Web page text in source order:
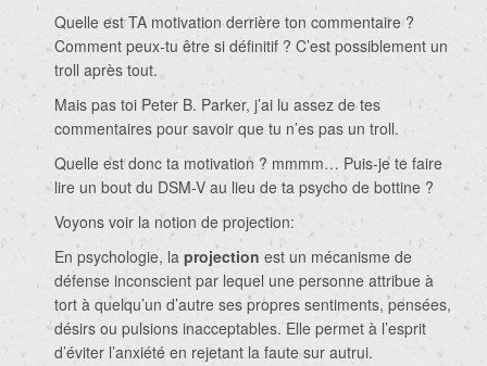
Quelle est TA motivation derrière ton commentaire ?
Comment peux-tu être si définitif ? C’est possiblement un
troll après tout.
Mais pas toi Peter B. Parker, j’ai lu assez de tes
commentaires pour savoir que tu n’es pas un troll.
Quelle est donc ta motivation ? mmmm… Puis-je te faire
lire un bout du DSM-V au lieu de ta psycho de bottine ?
Voyons voir la notion de projection:
En psychologie, la projection est un mécanisme de
défense inconscient par lequel une personne attribue à
tort à quelqu’un d’autre ses propres sentiments, pensées,
désirs ou pulsions inacceptables. Elle permet à l’esprit
d’éviter l’anxiété en rejetant la faute sur autrui.